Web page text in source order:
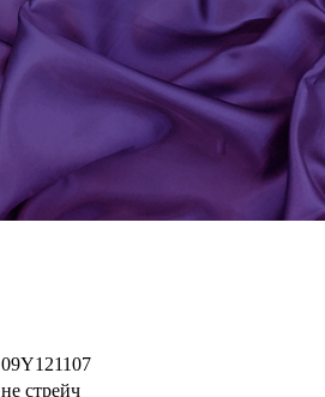
09Y121107
не стрейч